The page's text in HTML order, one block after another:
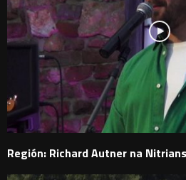
Región: Richard Autner na